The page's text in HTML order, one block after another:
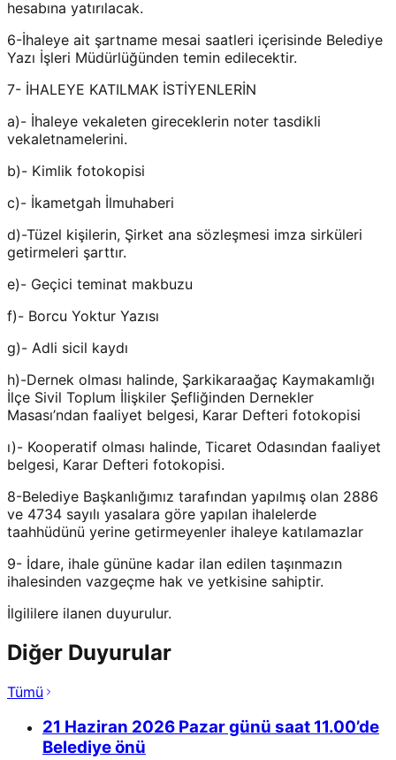
hesabına yatırılacak.
6-İhaleye ait şartname mesai saatleri içerisinde Belediye
Yazı İşleri Müdürlüğünden temin edilecektir.
7- İHALEYE KATILMAK İSTİYENLERİN
a)- İhaleye vekaleten gireceklerin noter tasdikli
vekaletnamelerini.
b)- Kimlik fotokopisi
c)- İkametgah İlmuhaberi
d)-Tüzel kişilerin, Şirket ana sözleşmesi imza sirküleri
getirmeleri şarttır.
e)- Geçici teminat makbuzu
f)- Borcu Yoktur Yazısı
g)- Adli sicil kaydı
h)-Dernek olması halinde, Şarkikaraağaç Kaymakamlığı
İlçe Sivil Toplum İlişkiler Şefliğinden Dernekler
Masası’ndan faaliyet belgesi, Karar Defteri fotokopisi
ı)- Kooperatif olması halinde, Ticaret Odasından faaliyet
belgesi, Karar Defteri fotokopisi.
8-Belediye Başkanlığımız tarafından yapılmış olan 2886
ve 4734 sayılı yasalara göre yapılan ihalelerde
taahhüdünü yerine getirmeyenler ihaleye katılamazlar
9- İdare, ihale gününe kadar ilan edilen taşınmazın
ihalesinden vazgeçme hak ve yetkisine sahiptir.
İlgililere ilanen duyurulur.
Diğer Duyurular
Tümü
21 Haziran 2026 Pazar günü saat 11.00’de
Belediye önü